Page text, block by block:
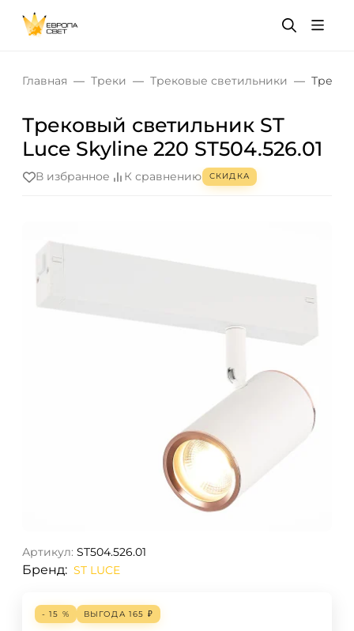
Главная Треки Трековые светильники
Трековый светильник ST
Luce Skyline 220 ST504.526.01
В избранное К сравнению СКИДКА
Артикул: ST504.526.01
Бренд: ST LUCE
- 15 % ВЫГОДА 165 ₽